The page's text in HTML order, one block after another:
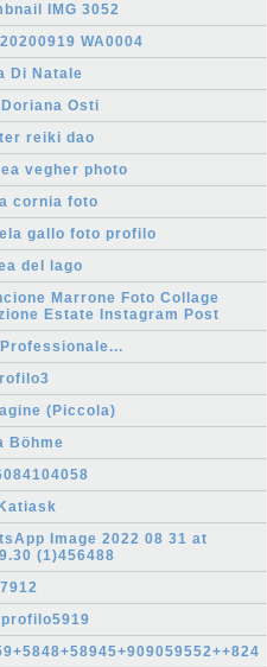
IMG 3052
20200919 WA0004
Di Natale
Osti
reiki dao
vegher photo
cornia foto
gallo foto profilo
del lago
Marrone Foto Collage
Estate Instagram Post
(Piccola)
Böhme
Image 2022 08 31 at
(1)456488
7912